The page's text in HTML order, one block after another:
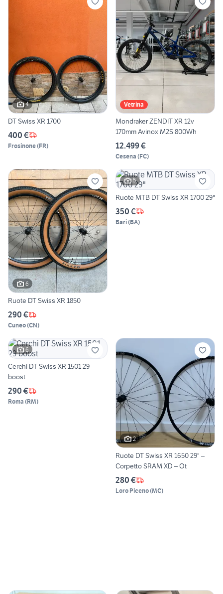
4
DT Swiss XR 1700
400 €
Frosinone(FR)
Vetrina
Mondraker ZENDIT XR 12v
170mm Avinox M2S 800Wh
12.499 €
Cesena (FC)
6
Ruote DT Swiss XR 1850
290 €
Cuneo(CN)
5
Ruote MTB DT Swiss XR 1700 29"
350 €
Bari(BA)
6
Cerchi DT Swiss XR 1501 29
boost
290 €
Roma (RM)
2
Ruote DT Swiss XR 1650 29" –
Corpetto SRAM XD – Ot
280 €
Loro Piceno(MC)